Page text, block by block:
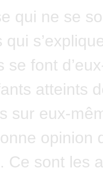
qui ne se
se font
atteints
sur eux-
opinion
Ce sont les